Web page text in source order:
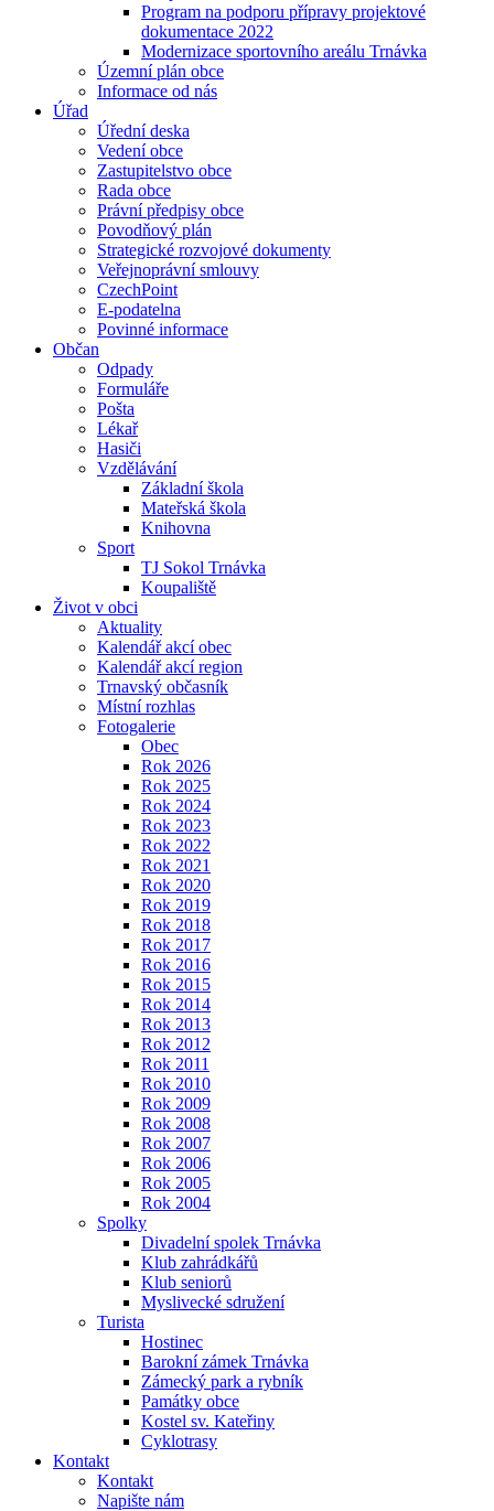
Program na podporu přípravy projektové
dokumentace 2022
Modernizace sportovního areálu Trnávka
Územní plán obce
Informace od nás
Úřad
Úřední deska
Vedení obce
Zastupitelstvo obce
Rada obce
Právní předpisy obce
Povodňový plán
Strategické rozvojové dokumenty
Veřejnoprávní smlouvy
CzechPoint
E-podatelna
Povinné informace
Občan
Odpady
Formuláře
Pošta
Lékař
Hasiči
Vzdělávání
Základní škola
Mateřská škola
Knihovna
Sport
TJ Sokol Trnávka
Koupaliště
Život v obci
Aktuality
Kalendář akcí obec
Kalendář akcí region
Trnavský občasník
Místní rozhlas
Fotogalerie
Obec
Rok 2026
Rok 2025
Rok 2024
Rok 2023
Rok 2022
Rok 2021
Rok 2020
Rok 2019
Rok 2018
Rok 2017
Rok 2016
Rok 2015
Rok 2014
Rok 2013
Rok 2012
Rok 2011
Rok 2010
Rok 2009
Rok 2008
Rok 2007
Rok 2006
Rok 2005
Rok 2004
Spolky
Divadelní spolek Trnávka
Klub zahrádkářů
Klub seniorů
Myslivecké sdružení
Turista
Hostinec
Barokní zámek Trnávka
Zámecký park a rybník
Památky obce
Kostel sv. Kateřiny
Cyklotrasy
Kontakt
Kontakt
Napište nám